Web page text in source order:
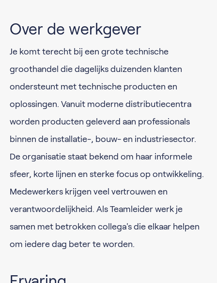
Over de werkgever
Je komt terecht bij een grote technische
groothandel die dagelijks duizenden klanten
ondersteunt met technische producten en
oplossingen. Vanuit moderne distributiecentra
worden producten geleverd aan professionals
binnen de installatie-, bouw- en industriesector.
De organisatie staat bekend om haar informele
sfeer, korte lijnen en sterke focus op ontwikkeling.
Medewerkers krijgen veel vertrouwen en
verantwoordelijkheid. Als Teamleider werk je
samen met betrokken collega's die elkaar helpen
om iedere dag beter te worden.